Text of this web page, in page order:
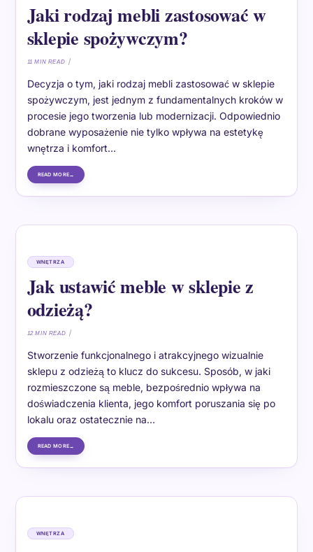
Jaki rodzaj mebli zastosować w
sklepie spożywczym?
11 MIN READ
Decyzja o tym, jaki rodzaj mebli zastosować w sklepie
spożywczym, jest jednym z fundamentalnych kroków w
procesie jego tworzenia lub modernizacji. Odpowiednio
dobrane wyposażenie nie tylko wpływa na estetykę
wnętrza i komfort…
READ MORE
WNĘTRZA
Jak ustawić meble w sklepie z
odzieżą?
12 MIN READ
Stworzenie funkcjonalnego i atrakcyjnego wizualnie
sklepu z odzieżą to klucz do sukcesu. Sposób, w jaki
rozmieszczone są meble, bezpośrednio wpływa na
doświadczenia klienta, jego komfort poruszania się po
lokalu oraz ostatecznie na…
READ MORE
WNĘTRZA